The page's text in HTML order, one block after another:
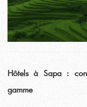
Hôtels à Sapa :
gamme